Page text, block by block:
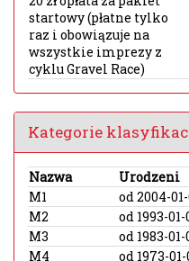
startowy (płatne tylko
raz i obowiązuje na
wszystkie imprezy z
cyklu Gravel Race)
Kategorie
Nazwa Urodzeni
M1
od 2004-
M2
od 1993-01-
M3
od 1983-01-
M4
od 1973-01-